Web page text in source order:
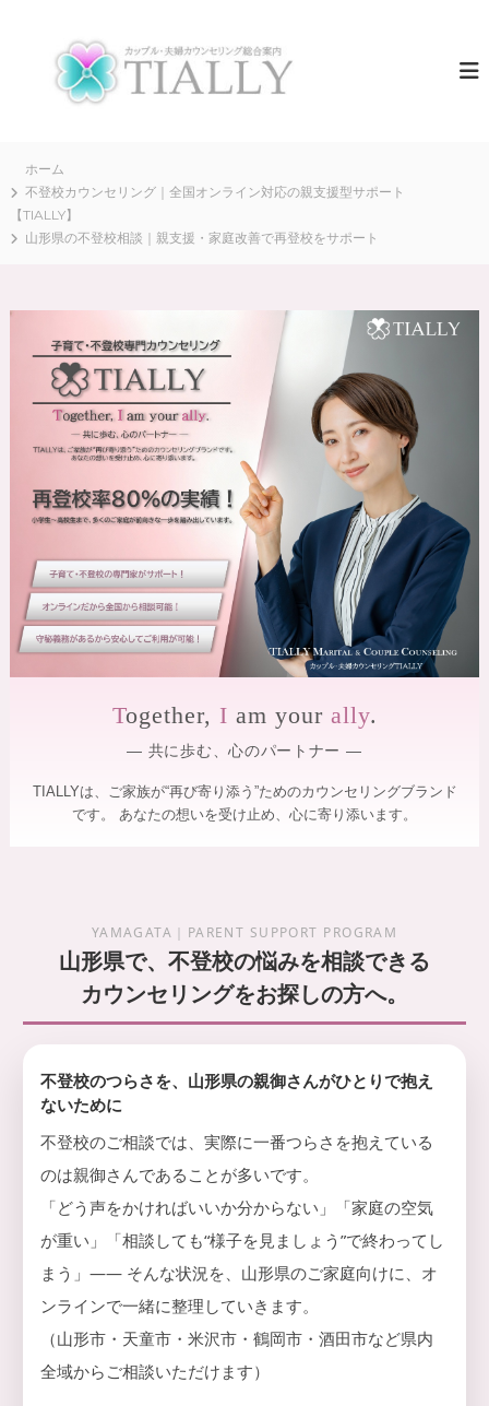
ッ
リ
グ
A
L
Y
【
公
式
】
｜
全
国
オ
ン
ラ
ン
・
カ
・
夫
婦
相
談
全
夫
カ
ッ
の
“
再
出
発
”
を
サ
ポ
ー
ト
し
ま
す
。
専
の
セ
ラ
い
、
笑
顔
戻
せ
よ
う
伝
い
し
ま
ホーム
不登校カウンセリング｜全国オンライン対応の親支援型サポート
【TIALLY】
山形県の不登校相談｜親支援・家庭改善で再登校をサポート
Together, I am your ally.
― 共に歩む、心のパートナー ―
TIALLYは、ご家族が“再び寄り添う”ためのカウンセリングブランド
です。
あなたの想いを受け止め、心に寄り添います。
YAMAGATA｜PARENT SUPPORT PROGRAM
山形県で、不登校の悩みを相談できる
カウンセリングをお探しの方へ。
不登校のつらさを、山形県の親御さんがひとりで抱え
ないために
不登校のご相談では、実際に一番つらさを抱えている
のは親御さんであることが多いです。
「どう声をかければいいか分からない」「家庭の空気
が重い」「相談しても“様子を見ましょう”で終わってし
まう」—— そんな状況を、山形県のご家庭向けに、オ
ンラインで一緒に整理していきます。
（山形市・天童市・米沢市・鶴岡市・酒田市など県内
全域からご相談いただけます）